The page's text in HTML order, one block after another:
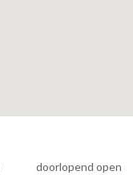
doorlopend open